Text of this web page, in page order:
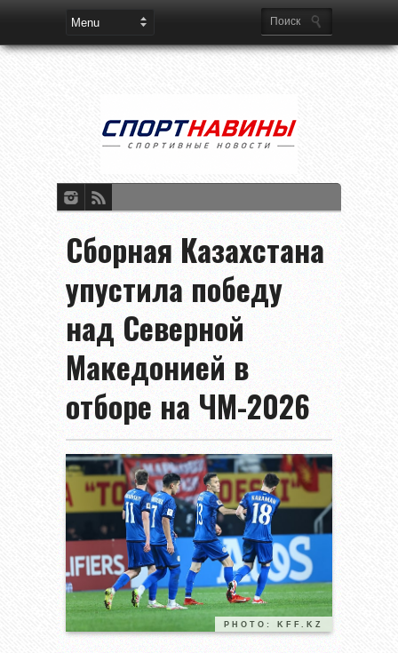
Сборная Казахстана
упустила победу
над Северной
Македонией в
отборе на ЧМ-2026
PHOTO: KFF.KZ